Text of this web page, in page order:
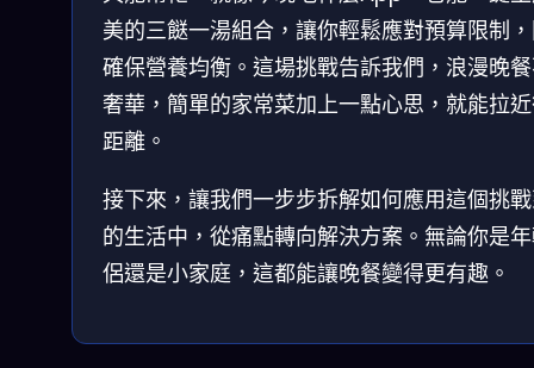
美的三餸一湯組合，讓你輕鬆應對預算限制
確保營養均衡。這場挑戰告訴我們，浪漫晚
奢華，簡單的家常菜加上一點心思，就能拉
距離。
接下來，讓我們一步步拆解如何應用這個挑
的生活中，從痛點轉向解決方案。無論你是
侶還是小家庭，這都能讓晚餐變得更有趣。